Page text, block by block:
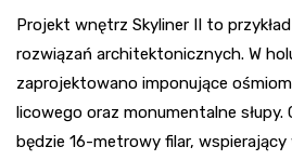
Projekt wnętrz Skyliner II to
rozwiązań architektonicznych. W
zaprojektowano imponujące
licowego oraz monumentalne
będzie 16-metrowy filar,